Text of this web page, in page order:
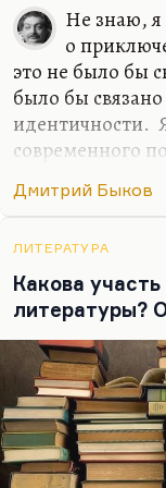
Не знаю,
о
это не было бы
было бы
идентичности.
современного
отвоевать себе
сожалению,
России в
ведь обычно
идентичности,
неинтересна.
совместить,
Как в
без…
Дмитрий Быков
ЛИТЕРАТУРА
Какова
литературы?